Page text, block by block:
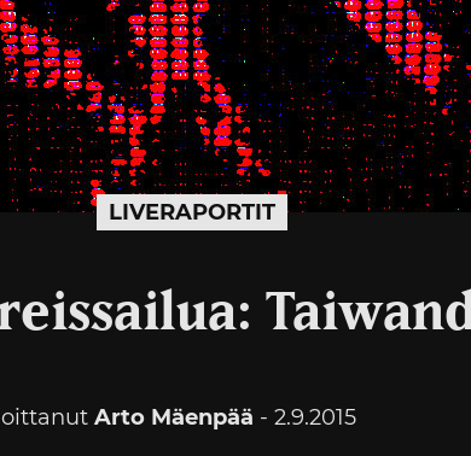
LIVERAPORTIT
Arto Mäenpää - 2.9.2015